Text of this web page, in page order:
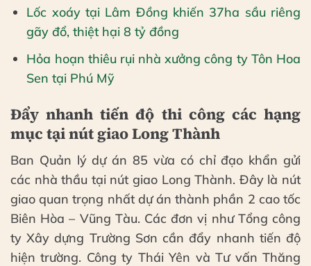
Lốc xoáy tại Lâm Đồng khiến 37ha sầu riêng
gãy đổ, thiệt hại 8 tỷ đồng
Hỏa hoạn thiêu rụi nhà xưởng công ty Tôn Hoa
Sen tại Phú Mỹ
Đẩy nhanh tiến độ thi công các hạng
mục tại nút giao Long Thành
Ban Quản lý dự án 85 vừa có chỉ đạo khẩn gửi
các nhà thầu tại nút giao Long Thành. Đây là nút
giao quan trọng nhất dự án thành phần 2 cao tốc
Biên Hòa – Vũng Tàu. Các đơn vị như Tổng công
ty Xây dựng Trường Sơn cần đẩy nhanh tiến độ
hiện trường. Công ty Thái Yên và Tư vấn Thăng